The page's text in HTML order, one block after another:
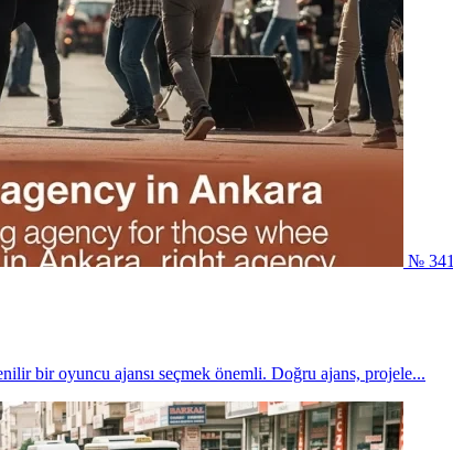
№ 341
bir oyuncu ajansı seçmek önemli. Doğru ajans, projele...